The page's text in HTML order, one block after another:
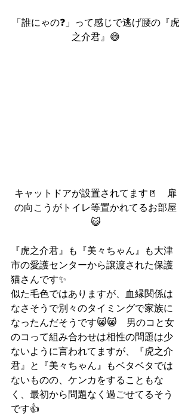
「誰にゃの❓」って感じで逃げ腰の『虎
之介君』😅
キャットドアが設置されてます🚪　扉
の向こうがトイレ等置かれてるお部屋
😺
『虎之介君』も『美々ちゃん』も大津
市の愛護センターから譲渡された保護
猫さんです✨
似た毛色ではありますが、血縁関係は
なさそうで別々のタイミングで家族に
なったんだそうです😸😸　男のコと女
のコって組み合わせは相性の問題は少
ないように言われてますが、『虎之介
君』と『美々ちゃん』もベタベタでは
ないものの、ケンカをすることもな
く、最初から問題なく過ごせてるそう
です👍